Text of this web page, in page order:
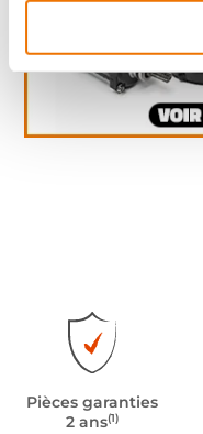
Pièces garanties
2 ans(1)